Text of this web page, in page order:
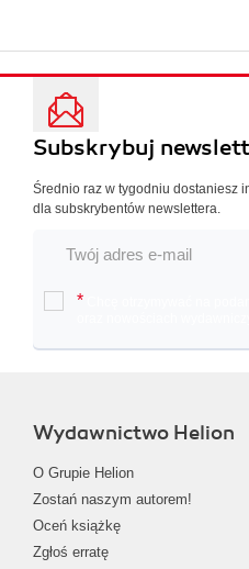
Subskrybuj
Średnio raz w tygodniu dostaniesz
dla subskrybentów newslettera.
*
Wydawnictwo Helion
O Grupie Helion
Zostań naszym autorem!
Oceń książkę
Zgłoś erratę